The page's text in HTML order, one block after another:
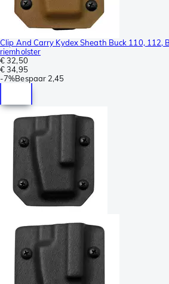
Clip And Carry Kydex Sheath Buck 110, 112,
riemholster
€ 32,50
€ 34,95
-7%Bespaar 2,45